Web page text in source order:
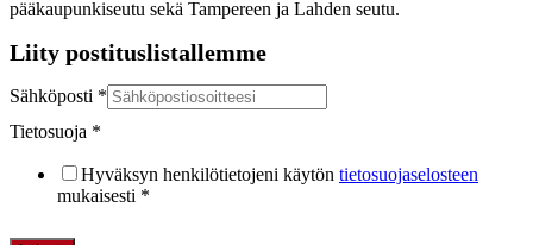
pääkaupunkiseutu sekä Tampereen ja Lahden seutu.
Liity postituslistallemme
Sähköposti *
Tietosuoja *
Hyväksyn henkilötietojeni käytön tietosuojaselosteen
mukaisesti *